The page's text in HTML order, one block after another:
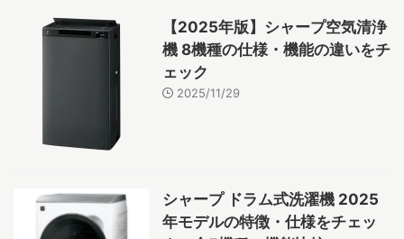
【2025年版】シャープ空気清浄
機 8機種の仕様・機能の違いをチ
ェック
2025/11/29
シャープ ドラム式洗濯機 2025
年モデルの特徴・仕様をチェッ